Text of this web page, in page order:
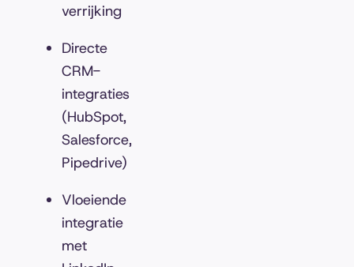
verrijking
Directe
CRM-
integraties
(HubSpot,
Salesforce,
Pipedrive)
Vloeiende
integratie
met